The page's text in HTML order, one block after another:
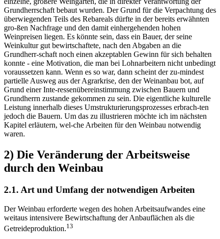
Grundherrschaft bebaut wurden. Der Grund für die Verpachtung des
überwiegenden Teils des Rebareals dürfte in der bereits erwähnten
gro-ßen Nachfrage und den damit einhergehenden hohen
Weinpreisen liegen. Es könnte sein, dass ein Bauer, der seine
Weinkultur gut bewirtschaftete, nach den Abgaben an die
Grundherr-schaft noch einen akzeptablen Gewinn für sich behalten
konnte - eine Motivation, die man bei Lohnarbeitern nicht unbedingt
voraussetzen kann. Wenn es so war, dann scheint der zu-mindest
partielle Ausweg aus der Agrarkrise, den der Weinanbau bot, auf
Grund einer Inte-ressenübereinstimmung zwischen Bauern und
Grundherrn zustande gekommen zu sein. Die eigentliche kulturelle
Leistung innerhalb dieses Umstrukturierungsprozesses erbrach-ten
jedoch die Bauern. Um das zu illustrieren möchte ich im nächsten
Kapitel erläutern, wel-che Arbeiten für den Weinbau notwendig
waren.
2) Die Veränderung der Arbeitsweise
durch den Weinbau
2.1. Art und Umfang der notwendigen Arbeiten
Der Weinbau erforderte wegen des hohen Arbeitsaufwandes eine
weitaus intensivere Bewirtschaftung der Anbauflächen als die
Getreideproduktion.13